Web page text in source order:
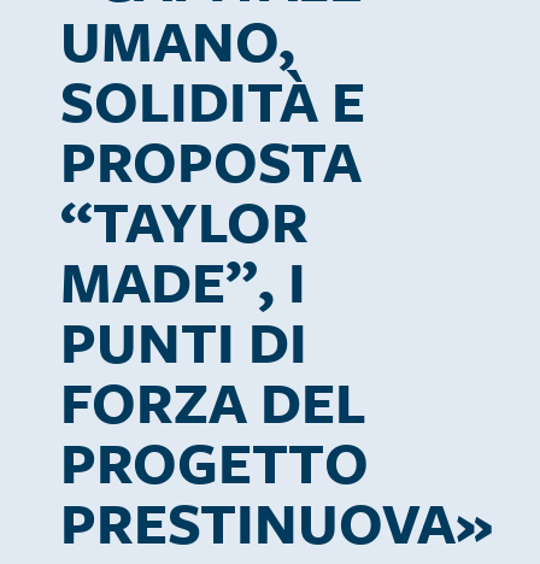
UMANO,
SOLIDITÀ E
PROPOSTA
“TAYLOR
MADE”, I
PUNTI DI
FORZA DEL
PROGETTO
PRESTINUOVA»